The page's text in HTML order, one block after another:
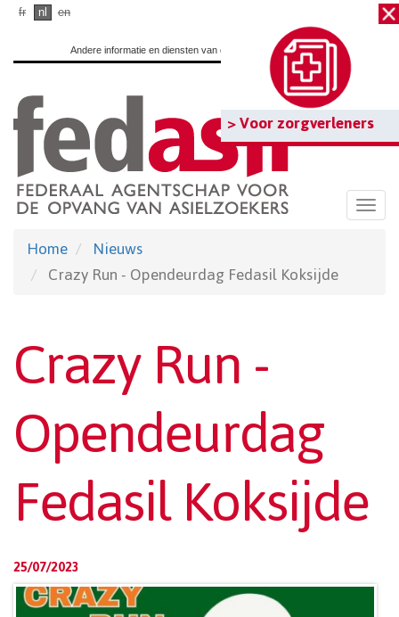
hoofdinhoud
> Voor zorgverleners
fr nl en
Andere informatie en diensten van de overheid:www.belgium.be
Home
Nieuws
Crazy Run - Opendeurdag Fedasil Koksijde
Crazy Run -
Opendeurdag
Fedasil Koksijde
25/07/2023